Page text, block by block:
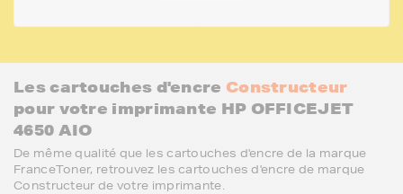
Les cartouches d'encre Constructeur
pour votre imprimante HP OFFICEJET
4650 AIO
De même qualité que les cartouches d'encre de la marque
FranceToner, retrouvez les cartouches d'encre de marque
Constructeur de votre imprimante.